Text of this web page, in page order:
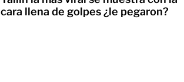
cara llena de golpes ¿le pegaron?